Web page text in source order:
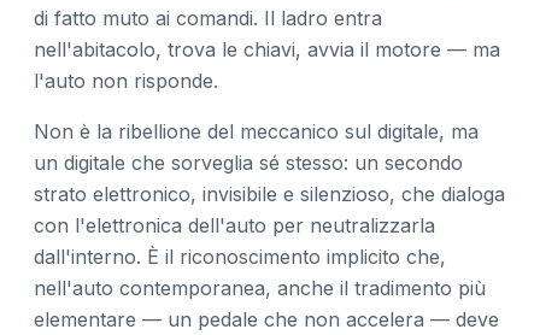
di fatto muto ai comandi. Il ladro entra
nell'abitacolo, trova le chiavi, avvia il motore — ma
l'auto non risponde.
Non è la ribellione del meccanico sul digitale, ma
un digitale che sorveglia sé stesso: un secondo
strato elettronico, invisibile e silenzioso, che dialoga
con l'elettronica dell'auto per neutralizzarla
dall'interno. È il riconoscimento implicito che,
nell'auto contemporanea, anche il tradimento più
elementare — un pedale che non accelera — deve